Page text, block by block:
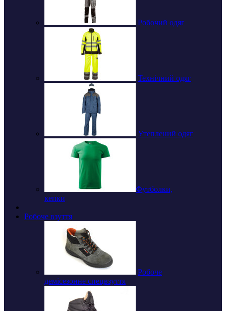
Робочий одяг
Технічний одяг
Утеплений одяг
Футболки,
кепки
Робоче взуття
Робоче
демісезонне спецвзуття